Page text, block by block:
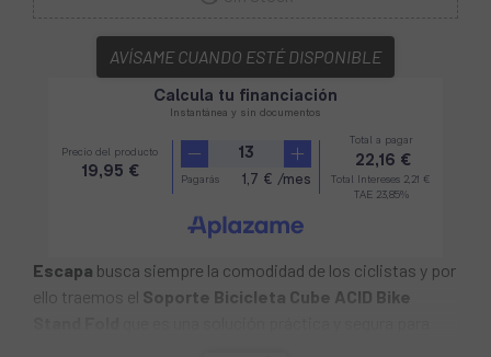
AVÍSAME CUANDO ESTÉ DISPONIBLE
Escapa busca siempre la comodidad de los ciclistas y por
ello traemos el Soporte Bicicleta Cube ACID Bike